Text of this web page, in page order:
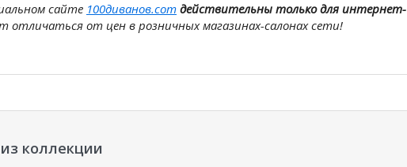
сайте 100диванов.com действительны только для интернет-
отличаться от цен в розничных магазинах-салонах сети!
коллекции